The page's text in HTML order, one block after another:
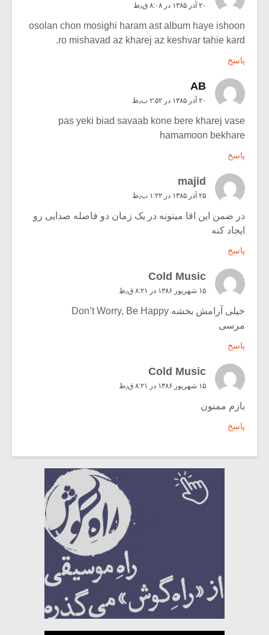
۲۰ آذر ۱۳۸۵ در ۸:۰۸ ق٫ظ
osolan chon mosighi haram ast album haye ishoon
ro mishavad az kharej az keshvar tahie kard.
پاسخ
AB
۲۰ آذر ۱۳۸۵ در ۲:۵۲ ب٫ظ
pas yeki biad savaab kone bere kharej vase
hamamoon bekhare
پاسخ
majid
۲۵ آذر ۱۳۸۵ در ۱:۲۲ ب٫ظ
در ضمن این اقا میتونه در یک زمان دو فاصله صدایی رو
ایجاد کنه
پاسخ
Cold Music
۱۵ شهریور ۱۳۸۶ در ۸:۲۱ ق٫ظ
خیلی آرامش بخشه Don’t Worry, Be Happy
مرسی
پاسخ
Cold Music
۱۵ شهریور ۱۳۸۶ در ۸:۲۱ ق٫ظ
بازم ممنون
پاسخ